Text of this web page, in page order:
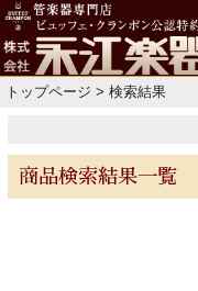
トップページ > 検索結果
商品検索結果一覧
目的・
メーカー別で探す
価格・ランキングで